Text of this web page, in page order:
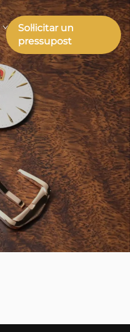
Sol·licitar un
pressupost